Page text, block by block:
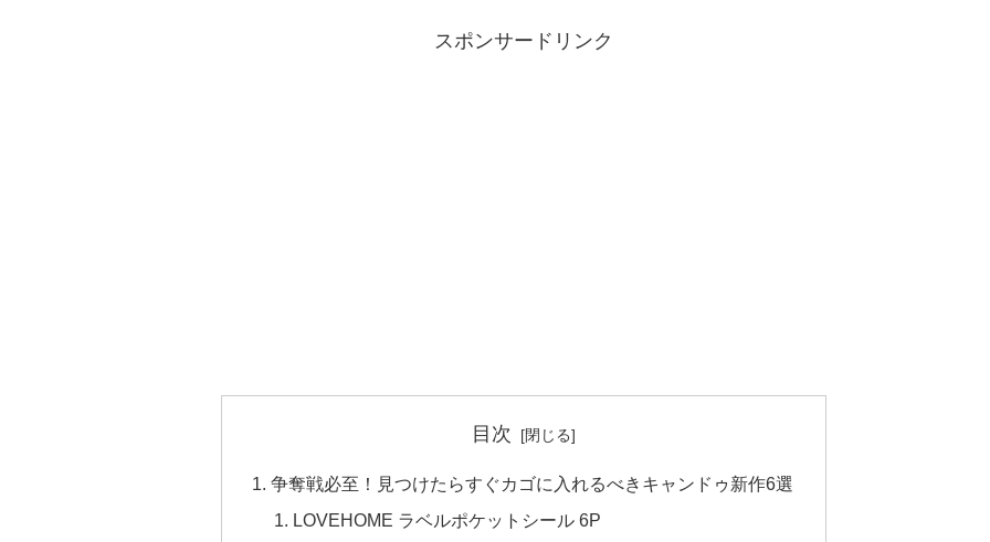
スポンサードリンク
目次
争奪戦必至！見つけたらすぐカゴに入れるべきキャンドゥ新作6選
LOVEHOME ラベルポケットシール 6P